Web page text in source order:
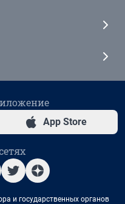
App Store
и государственных органов